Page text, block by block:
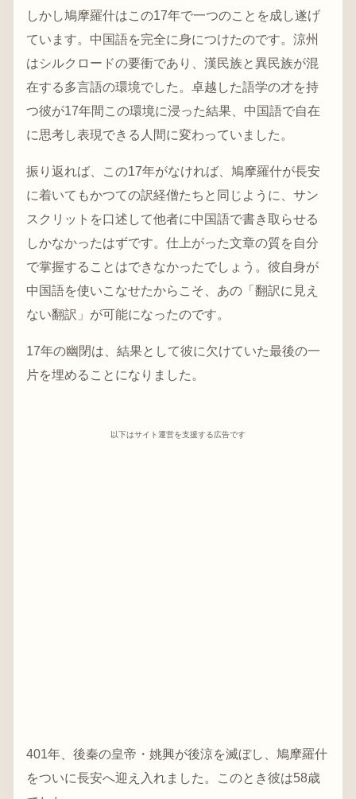
しかし鳩摩羅什はこの17年で一つのことを成し遂げ
ています。中国語を完全に身につけたのです。涼州
はシルクロードの要衝であり、漢民族と異民族が混
在する多言語の環境でした。卓越した語学の才を持
つ彼が17年間この環境に浸った結果、中国語で自在
に思考し表現できる人間に変わっていました。
振り返れば、この17年がなければ、鳩摩羅什が長安
に着いてもかつての訳経僧たちと同じように、サン
スクリットを口述して他者に中国語で書き取らせる
しかなかったはずです。仕上がった文章の質を自分
で掌握することはできなかったでしょう。彼自身が
中国語を使いこなせたからこそ、あの「翻訳に見え
ない翻訳」が可能になったのです。
17年の幽閉は、結果として彼に欠けていた最後の一
片を埋めることになりました。
以下はサイト運営を支援する広告です
401年、後秦の皇帝・姚興が後涼を滅ぼし、鳩摩羅什
をついに長安へ迎え入れました。このとき彼は58歳